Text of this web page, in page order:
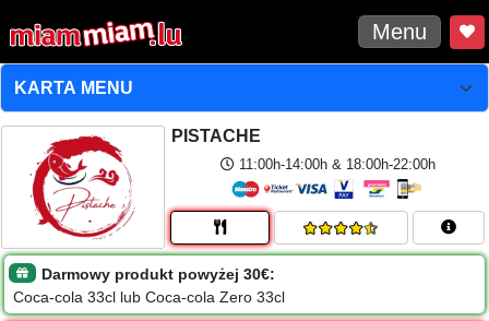
Menu
PISTACHE
11:00h-14:00h & 18:00h-22:00h
Darmowy produkt powyżej 30€:
Coca-cola 33cl lub Coca-cola Zero 33cl